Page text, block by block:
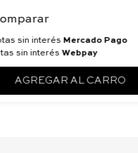
sin interés Mercado Pago
sin interés Webpay
AGREGAR AL CARRO